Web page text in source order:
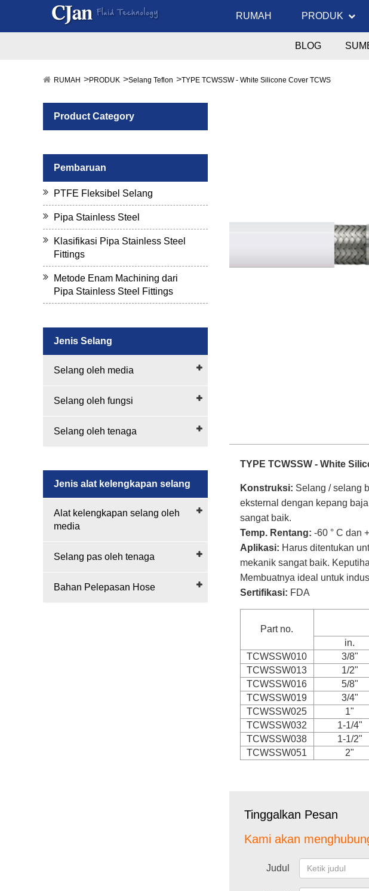
RUMAH PRODUK
BLOG
RUMAH PRODUK Selang Teflon TYPE TCWSSW - White Silicone Cover TCWS
Product Category
Pembaruan
PTFE Fleksibel Selang
Pipa Stainless Steel
Klasifikasi Pipa Stainless Steel
Fittings
Metode Enam Machining dari
Pipa Stainless Steel Fittings
Jenis Selang
Selang oleh media
Selang oleh fungsi
Selang oleh tenaga
Jenis alat kelengkapan selang
Alat kelengkapan selang oleh
media
Selang pas oleh tenaga
Bahan Pelepasan Hose
TYPE TCWSSW - White
Konstruksi: Selang / selang
eksternal dengan kepang
sangat baik.
Temp. Rentang: -60 ° C dan
Aplikasi: Harus ditentukan
mekanik sangat baik.
Membuatnya ideal untuk
Sertifikasi: FDA
Part no.
in.
TCWSSW010
3/8"
TCWSSW013
1/2"
TCWSSW016
5/8"
TCWSSW019
3/4"
TCWSSW025
1"
TCWSSW032
1-1/4"
TCWSSW038
1-1/2"
TCWSSW051
2"
Tinggalkan Pesan
Kami akan
Judul